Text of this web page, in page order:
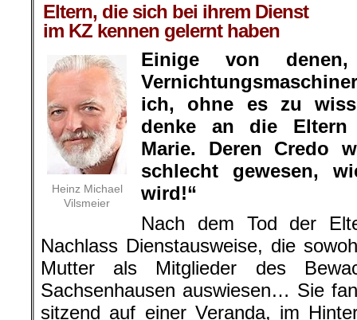
Eltern, die sich bei ihrem Dienst
im KZ kennen gelernt haben
Heinz Michael
Vilsmeier
Einige von
ich, ohne es zu
denke an die Eltern
Marie. Deren Credo
schlecht gewesen,
wird!“
Nach dem Tod der
Nachlass Dienstausweise, die
Mutter als Mitglieder des
Sachsenhausen auswiesen… Sie
sitzend auf einer Veranda, im